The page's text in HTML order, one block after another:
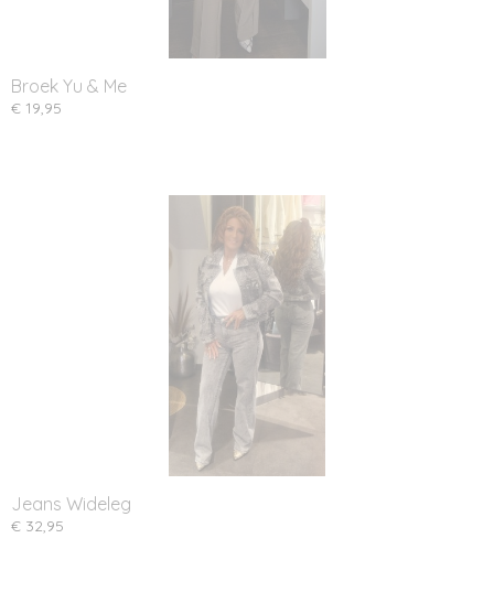
Broek Yu & Me
€ 19,95
Jeans Wideleg
€ 32,95